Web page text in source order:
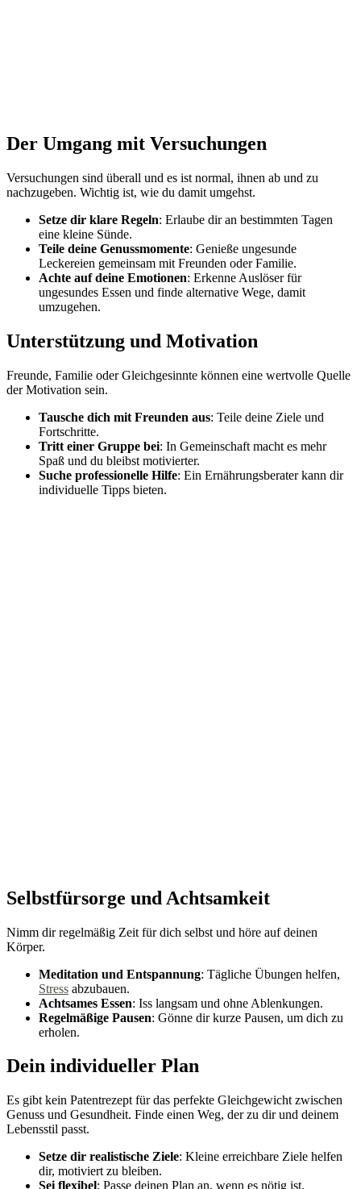
Der Umgang mit Versuchungen
Versuchungen sind überall und es ist normal, ihnen ab und zu
nachzugeben. Wichtig ist, wie du damit umgehst.
Setze dir klare Regeln: Erlaube dir an bestimmten Tagen
eine kleine Sünde.
Teile deine Genussmomente: Genieße ungesunde
Leckereien gemeinsam mit Freunden oder Familie.
Achte auf deine Emotionen: Erkenne Auslöser für
ungesundes Essen und finde alternative Wege, damit
umzugehen.
Unterstützung und Motivation
Freunde, Familie oder Gleichgesinnte können eine wertvolle Quelle
der Motivation sein.
Tausche dich mit Freunden aus: Teile deine Ziele und
Fortschritte.
Tritt einer Gruppe bei: In Gemeinschaft macht es mehr
Spaß und du bleibst motivierter.
Suche professionelle Hilfe: Ein Ernährungsberater kann dir
individuelle Tipps bieten.
Selbstfürsorge und Achtsamkeit
Nimm dir regelmäßig Zeit für dich selbst und höre auf deinen
Körper.
Meditation und Entspannung: Tägliche Übungen helfen,
Stress abzubauen.
Achtsames Essen: Iss langsam und ohne Ablenkungen.
Regelmäßige Pausen: Gönne dir kurze Pausen, um dich zu
erholen.
Dein individueller Plan
Es gibt kein Patentrezept für das perfekte Gleichgewicht zwischen
Genuss und Gesundheit. Finde einen Weg, der zu dir und deinem
Lebensstil passt.
Setze dir realistische Ziele: Kleine erreichbare Ziele helfen
dir, motiviert zu bleiben.
Sei flexibel: Passe deinen Plan an, wenn es nötig ist.